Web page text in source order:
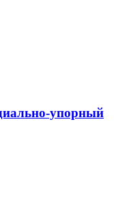
упорный